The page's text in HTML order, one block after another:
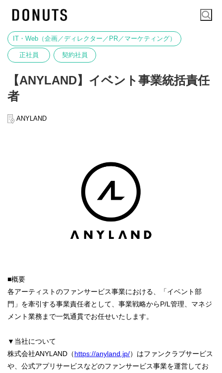
IT・Web（企画／ディレクター／PR／マーケティング）
正社員 契約社員
【ANYLAND】イベント事業統括責任
者
ANYLAND
■概要
各アーティストのファンサービス事業における、「イベント部
門」を牽引する事業責任者として、事業戦略からP/L管理、マネジ
メント業務まで一気通貫でお任せいたします。
▼当社について
株式会社ANYLAND（https://anyland.jp/）はファンクラブサービス
や、公式アプリサービスなどのファンサービス事業を運営してお